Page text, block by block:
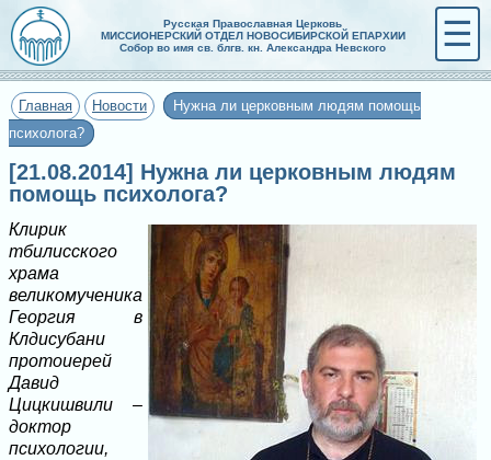
Русская Православная Церковь
МИССИОНЕРСКИЙ ОТДЕЛ НОВОСИБИРСКОЙ ЕПАРХИИ
Собор во имя св. блгв. кн. Александра Невского
☰
Главная Новости
Нужна ли церковным людям помощь
психолога?
[21.08.2014] Нужна ли церковным людям
помощь психолога?
Клирик
тбилисского
храма
великомученика
Георгия в
Клдисубани
протоиерей
Давид
Цицкишвили –
доктор
психологии,